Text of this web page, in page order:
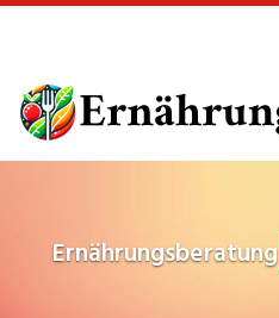
main
content
Ernährungsberatung